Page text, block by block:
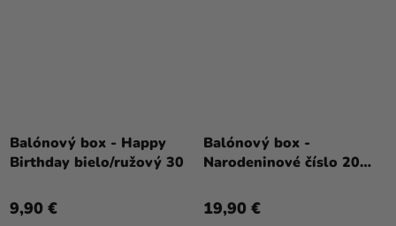
Balónový box - Happy
Birthday bielo/ružový 30
9,90 €
Balónový box -
Narodeninové číslo 20
19,90 €